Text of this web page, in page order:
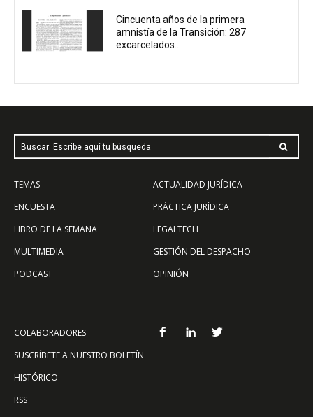
Cincuenta años de la primera
amnistía de la Transición: 287
excarcelados...
Buscar: Escribe aquí tu búsqueda
TEMAS
ENCUESTA
LIBRO DE LA SEMANA
MULTIMEDIA
PODCAST
ACTUALIDAD JURÍDICA
PRÁCTICA JURÍDICA
LEGALTECH
GESTIÓN DEL DESPACHO
OPINIÓN
COLABORADORES
SUSCRÍBETE A NUESTRO BOLETÍN
HISTÓRICO
RSS